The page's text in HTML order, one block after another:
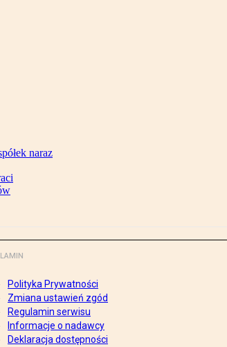
naraz
Polityka Prywatności
Zmiana ustawień zgód
Regulamin serwisu
Informacje o nadawcy
Deklaracja dostępności